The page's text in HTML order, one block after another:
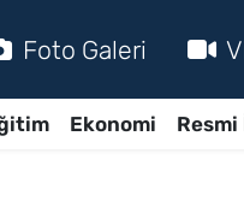
Foto Galeri
Ekonomi